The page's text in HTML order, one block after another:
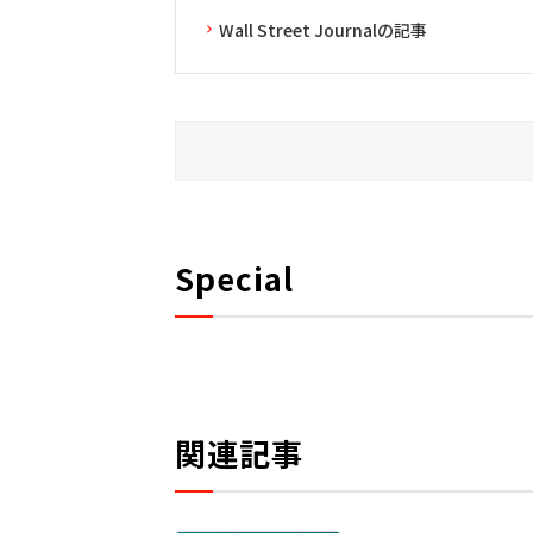
Wall Street Journalの記事
Special
関連記事